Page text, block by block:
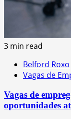
3 min read
Belford Roxo
Vagas de
Vagas de
oportunidades